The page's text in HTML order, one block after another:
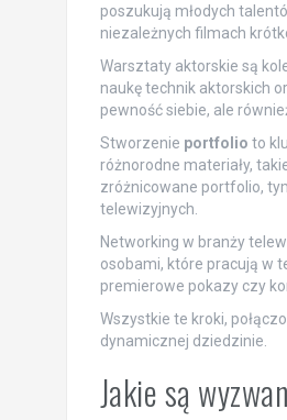
poszukują młodych
niezależnych filmach
Warsztaty aktorskie są
naukę technik aktorskich
pewność siebie, ale
Stworzenie portfolio to
różnorodne materiały,
zróżnicowane portfolio,
telewizyjnych.
Networking w branży
osobami, które pracują w
premierowe pokazy czy
Wszystkie te kroki,
dynamicznej dziedzinie.
Jakie są